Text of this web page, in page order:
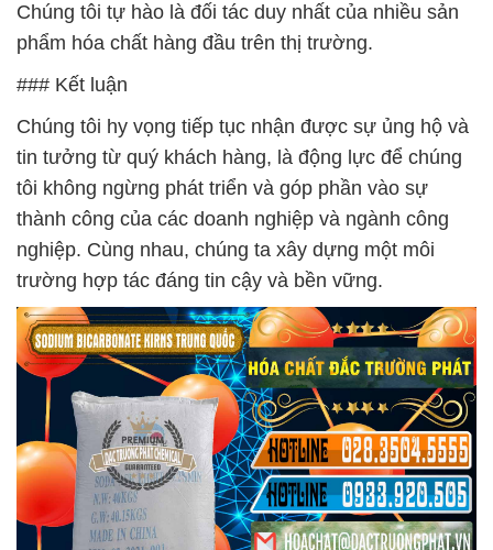
Chúng tôi tự hào là đối tác duy nhất của nhiều sản
phẩm hóa chất hàng đầu trên thị trường.
### Kết luận
Chúng tôi hy vọng tiếp tục nhận được sự ủng hộ và
tin tưởng từ quý khách hàng, là động lực để chúng
tôi không ngừng phát triển và góp phần vào sự
thành công của các doanh nghiệp và ngành công
nghiệp. Cùng nhau, chúng ta xây dựng một môi
trường hợp tác đáng tin cậy và bền vững.